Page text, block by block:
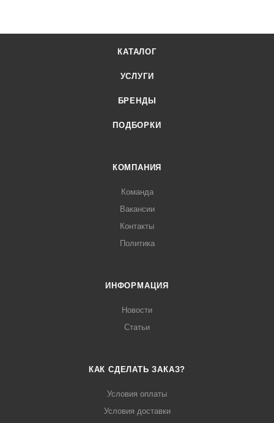
КАТАЛОГ
УСЛУГИ
БРЕНДЫ
ПОДБОРКИ
КОМПАНИЯ
Команда
Вакансии
Контакты
Политика
ИНФОРМАЦИЯ
Новости
Статьи
КАК СДЕЛАТЬ ЗАКАЗ?
Условия оплаты
Условия доставки